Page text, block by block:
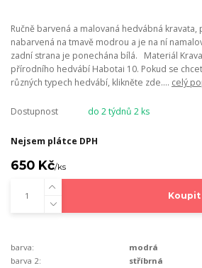
Ručně barvená a malovaná hedvábná
nabarvená na tmavě modrou a je na ní
zadní strana je ponechána bílá. Materiál
přírodního hedvábí Habotai 10. Pokud se
různých typech hedvábí, klikněte zde.... celý
Dostupnost do 2 týdnů 2 ks
Nejsem plátce DPH
650 Kč/ks
Koupit
barva:
modrá
barva 2:
stříbrná